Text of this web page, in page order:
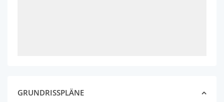
GRUNDRISSPLÄNE